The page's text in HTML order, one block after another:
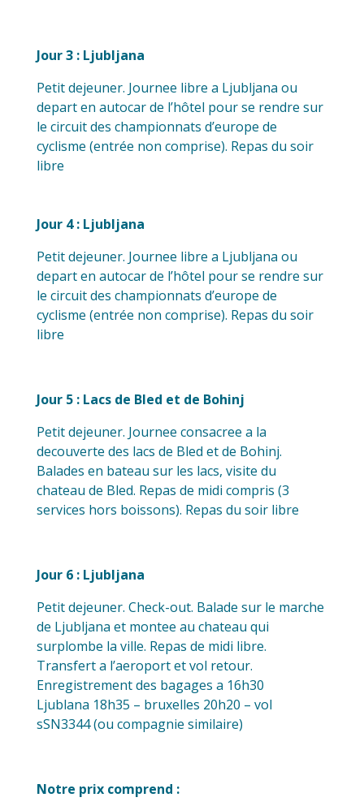
Jour 3 : Ljubljana
Petit dejeuner. Journee libre a Ljubljana ou
depart en autocar de l’hôtel pour se rendre sur
le circuit des championnats d’europe de
cyclisme (entrée non comprise). Repas du soir
libre
Jour 4 : Ljubljana
Petit dejeuner. Journee libre a Ljubljana ou
depart en autocar de l’hôtel pour se rendre sur
le circuit des championnats d’europe de
cyclisme (entrée non comprise). Repas du soir
libre
Jour 5 : Lacs de Bled et de Bohinj
Petit dejeuner. Journee consacree a la
decouverte des lacs de Bled et de Bohinj.
Balades en bateau sur les lacs, visite du
chateau de Bled. Repas de midi compris (3
services hors boissons). Repas du soir libre
Jour 6 : Ljubljana
Petit dejeuner. Check-out. Balade sur le marche
de Ljubljana et montee au chateau qui
surplombe la ville. Repas de midi libre.
Transfert a l’aeroport et vol retour.
Enregistrement des bagages a 16h30
Ljublana 18h35 – bruxelles 20h20 – vol
sSN3344 (ou compagnie similaire)
Notre prix comprend :